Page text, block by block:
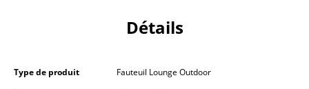
Détails
Type de produit
Fauteuil Lounge Outdoor